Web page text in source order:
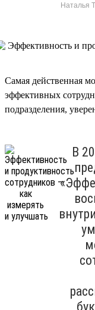
Наталья
Самая действенная
эффективных
подразделения,
В